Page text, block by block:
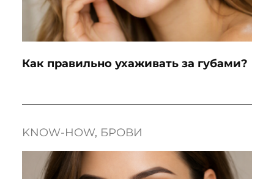
Как правильно ухаживать за губами?
KNOW-HOW, БРОВИ